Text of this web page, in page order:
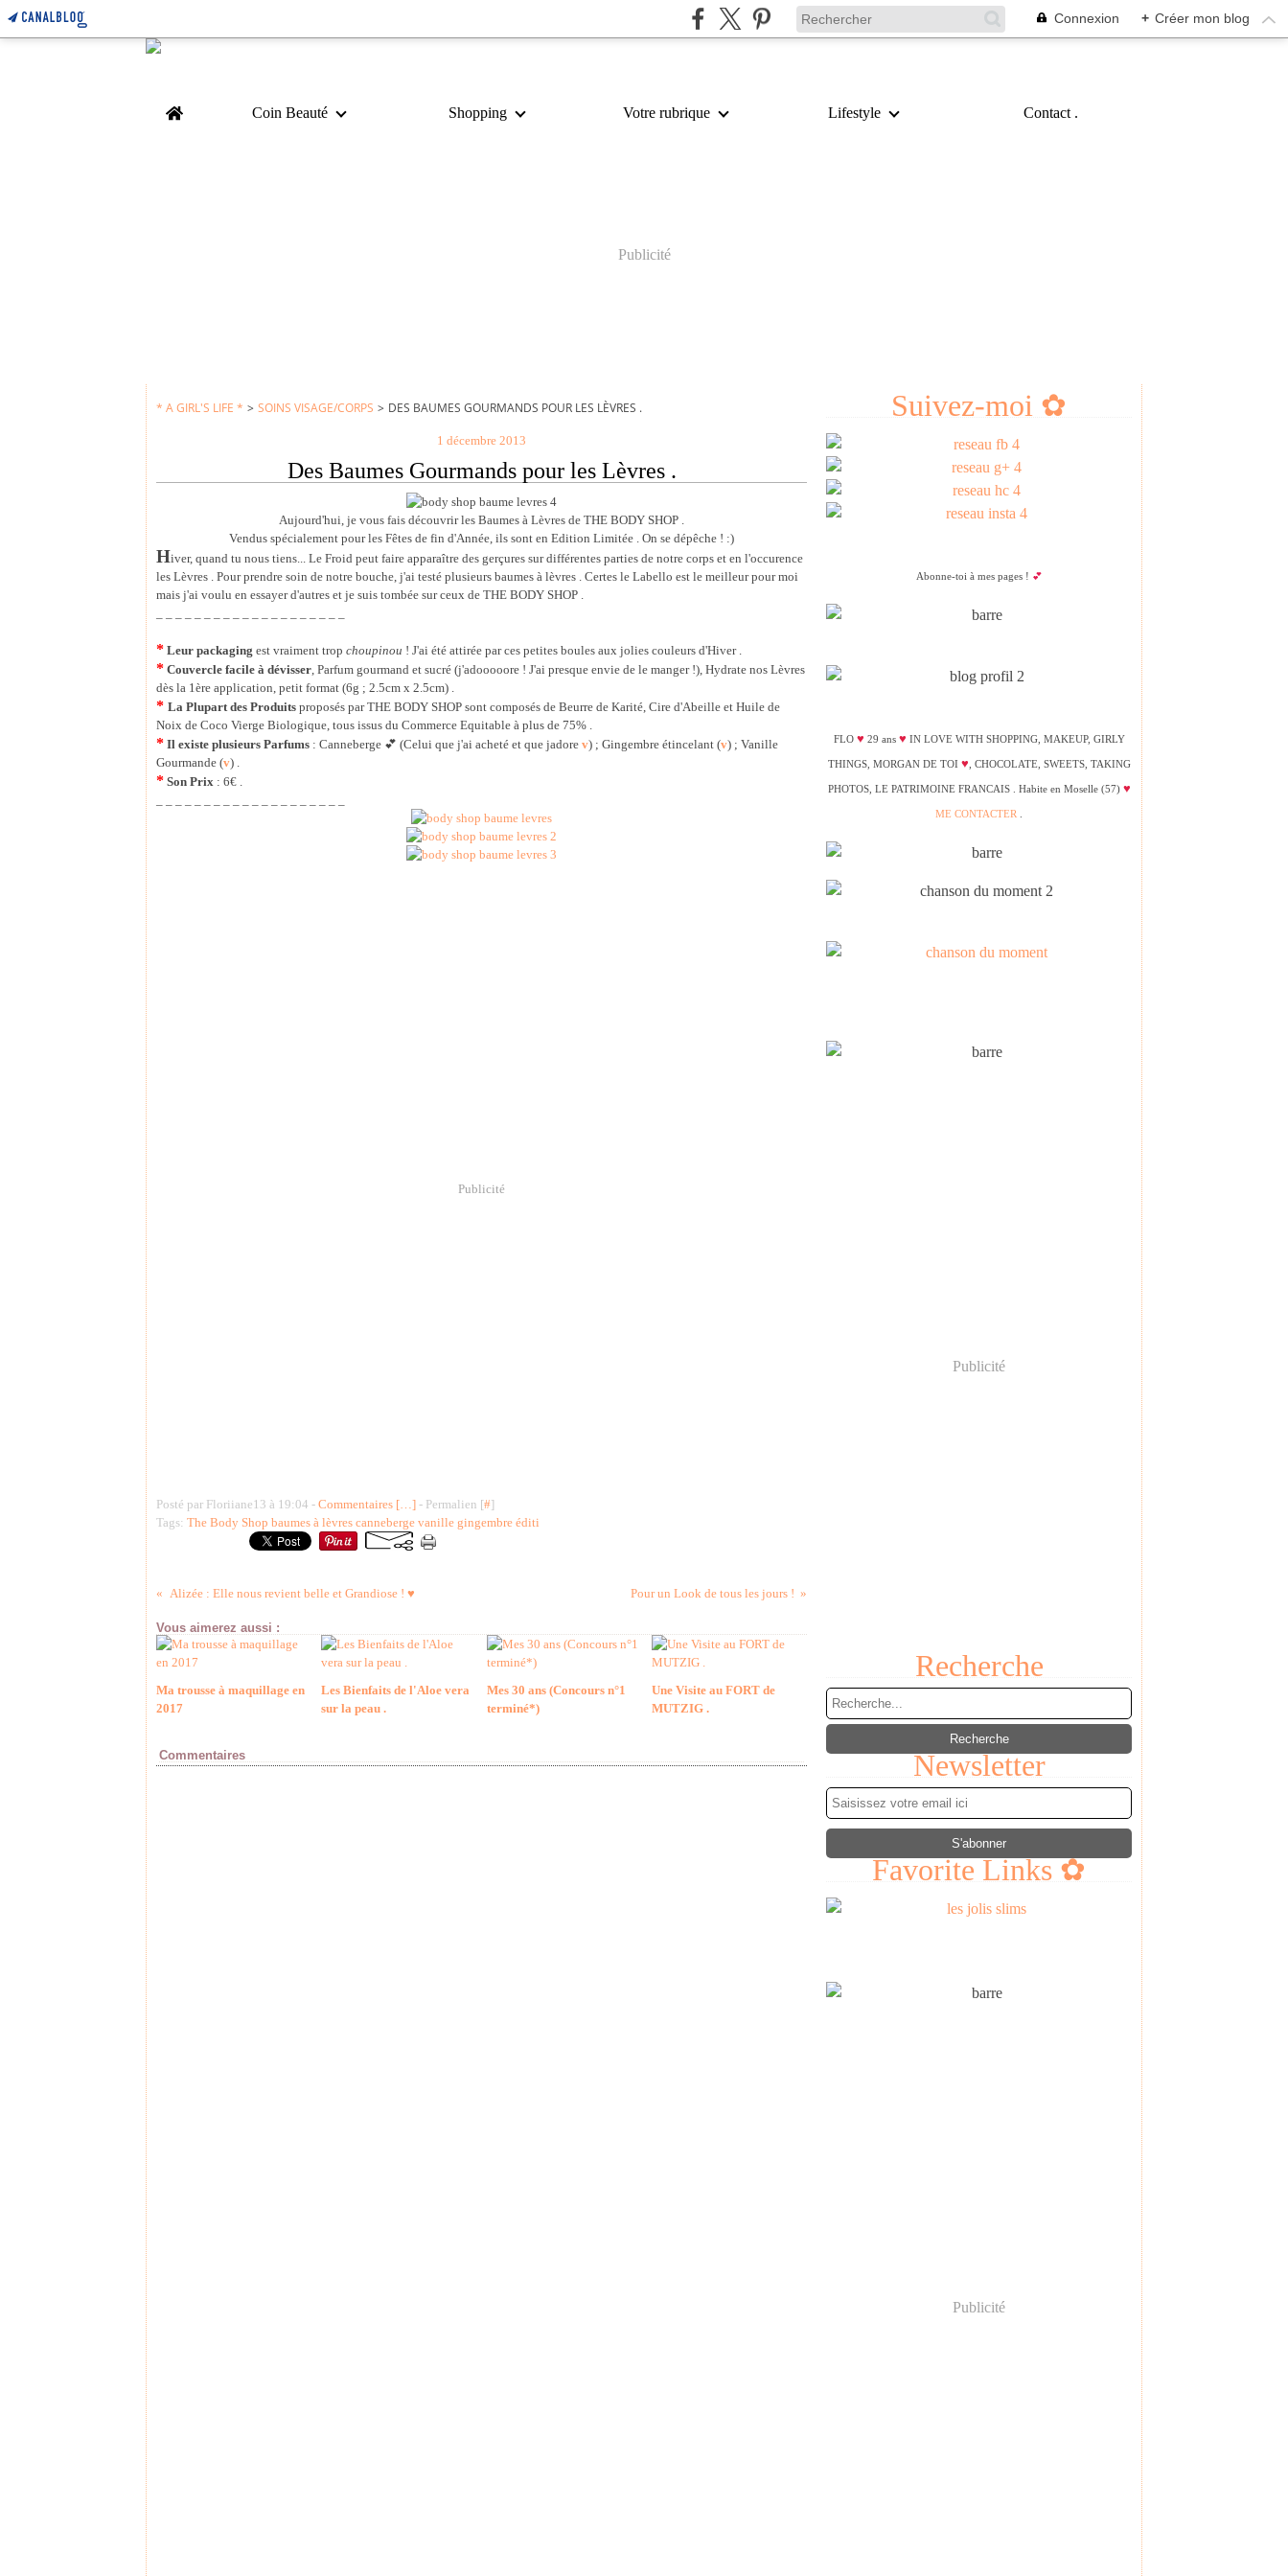
Connexion + Créer mon blog
Home Coin Beauté Shopping Votre rubrique Lifestyle Contact .
Publicité
* A GIRL'S LIFE * > SOINS VISAGE/CORPS > DES BAUMES GOURMANDS POUR LES LÈVRES .
1 décembre 2013
Des Baumes Gourmands pour les Lèvres .
Aujourd'hui, je vous fais découvrir les Baumes à Lèvres de THE BODY SHOP .
Vendus spécialement pour les Fêtes de fin d'Année, ils sont en Edition Limitée . On se dépêche ! :)
Hiver, quand tu nous tiens... Le Froid peut faire apparaître des gerçures sur différentes parties de notre corps et en l'occurence
les Lèvres . Pour prendre soin de notre bouche, j'ai testé plusieurs baumes à lèvres . Certes le Labello est le meilleur pour moi
mais j'ai voulu en essayer d'autres et je suis tombée sur ceux de THE BODY SHOP .
* Leur packaging est vraiment trop choupinou ! J'ai été attirée par ces petites boules aux jolies couleurs d'Hiver .
* Couvercle facile à dévisser, Parfum gourmand et sucré (j'adooooore ! J'ai presque envie de le manger !), Hydrate nos Lèvres
dès la 1ère application, petit format (6g ; 2.5cm x 2.5cm) .
* La Plupart des Produits proposés par THE BODY SHOP sont composés de Beurre de Karité, Cire d'Abeille et Huile de
Noix de Coco Vierge Biologique, tous issus du Commerce Equitable à plus de 75% .
* Il existe plusieurs Parfums : Canneberge 💕 (Celui que j'ai acheté et que jadore v) ; Gingembre étincelant (v) ; Vanille
Gourmande (v) .
* Son Prix : 6€ .
Publicité
Posté par Floriiane13 à 19:04 - Commentaires […] - Permalien [#]
Tags: The Body Shop baumes à lèvres canneberge vanille gingembre éditi
Alizée : Elle nous revient belle et Grandiose ! ♥ Pour un Look de tous les jours !
Vous aimerez aussi :
Ma trousse à maquillage en
2017
Les Bienfaits de l'Aloe vera
sur la peau .
Mes 30 ans (Concours n°1
terminé*)
Une Visite au FORT de
MUTZIG .
Commentaires
Suivez-moi ✿
Abonne-toi à mes pages ! 💕
FLO ♥ 29 ans ♥ IN LOVE WITH SHOPPING, MAKEUP, GIRLY
THINGS, MORGAN DE TOI ♥ , CHOCOLATE, SWEETS, TAKING
PHOTOS, LE PATRIMOINE FRANCAIS . Habite en Moselle (57) ♥
ME CONTACTER
Publicité
Recherche
Newsletter
Favorite Links ✿
Publicité